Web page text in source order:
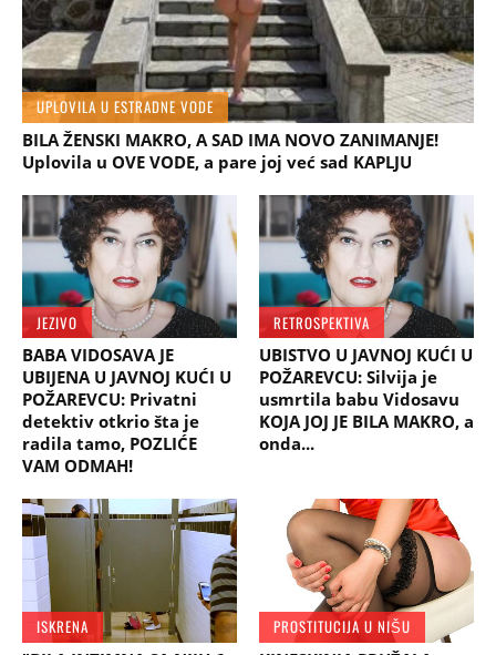
UPLOVILA U ESTRADNE VODE
BILA ŽENSKI MAKRO, A SAD IMA NOVO ZANIMANJE!
Uplovila u OVE VODE, a pare joj već sad KAPLJU
JEZIVO
BABA VIDOSAVA JE
UBIJENA U JAVNOJ KUĆI U
POŽAREVCU: Privatni
detektiv otkrio šta je
radila tamo, POZLIĆE
VAM ODMAH!
RETROSPEKTIVA
UBISTVO U JAVNOJ KUĆI U
POŽAREVCU: Silvija je
usmrtila babu Vidosavu
KOJA JOJ JE BILA MAKRO, a
onda...
ISKRENA
PROSTITUCIJA U NIŠU